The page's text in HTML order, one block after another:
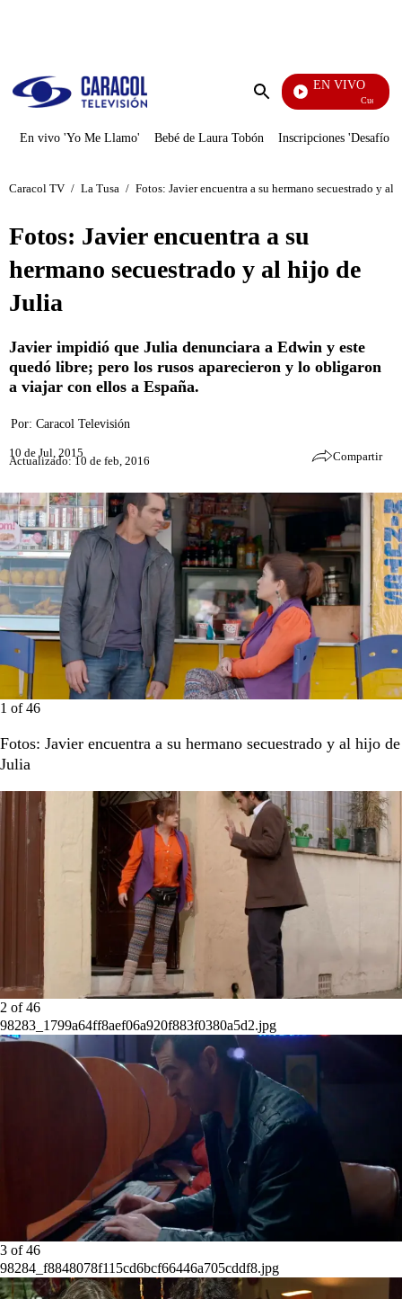
Enviar
EN VIVO
Cuentos De Los Hermanos
En vivo 'Yo Me Llamo' Bebé de Laura Tobón Inscripciones 'Desafío'
Caracol TV / La Tusa / Fotos: Javier encuentra a su hermano secuestrado y al
Fotos: Javier encuentra a su
hermano secuestrado y al hijo de
Julia
Javier impidió que Julia denunciara a Edwin y este
quedó libre; pero los rusos aparecieron y lo obligaron
a viajar con ellos a España.
Por: Caracol Televisión
10 de Jul, 2015
Actualizado: 10 de feb, 2016 Compartir
1 of46
Fotos: Javier encuentra a su hermano secuestrado y al hijo de
Julia
2 of46
98283_1799a64ff8aef06a920f883f0380a5d2.jpg
3 of46
98284_f8848078f115cd6bcf66446a705cddf8.jpg